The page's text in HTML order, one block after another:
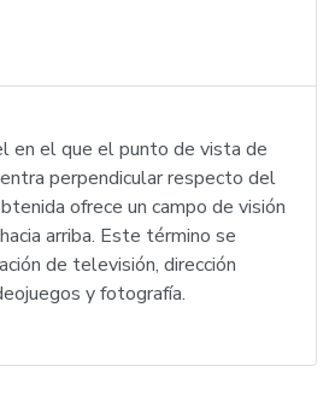
en el que el punto de vista de
perpendicular respecto del
ofrece un campo de visión
arriba. Este término se
de televisión, dirección
y fotografía.